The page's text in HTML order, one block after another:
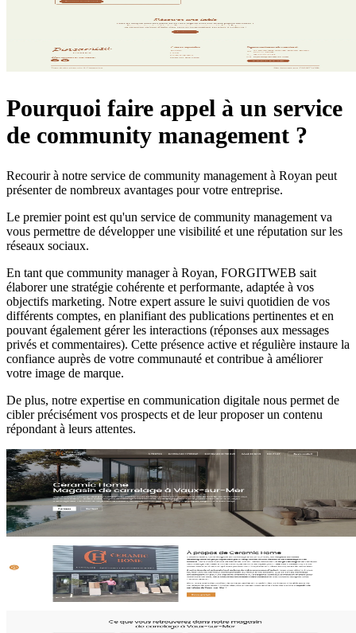
Pourquoi faire appel à un service
de community management ?
Recourir à notre service de community management à Royan peut
présenter de nombreux avantages pour votre entreprise.
Le premier point est qu'un service de community management va
vous permettre de développer une visibilité et une réputation sur les
réseaux sociaux.
En tant que community manager à Royan, FORGITWEB sait
élaborer une stratégie cohérente et performante, adaptée à vos
objectifs marketing. Notre expert assure le suivi quotidien de vos
différents comptes, en planifiant des publications pertinentes et en
pouvant également gérer les interactions (réponses aux messages
privés et commentaires). Cette présence active et régulière instaure la
confiance auprès de votre communauté et contribue à améliorer
votre image de marque.
De plus, notre expertise en communication digitale nous permet de
cibler précisément vos prospects et de leur proposer un contenu
répondant à leurs attentes.